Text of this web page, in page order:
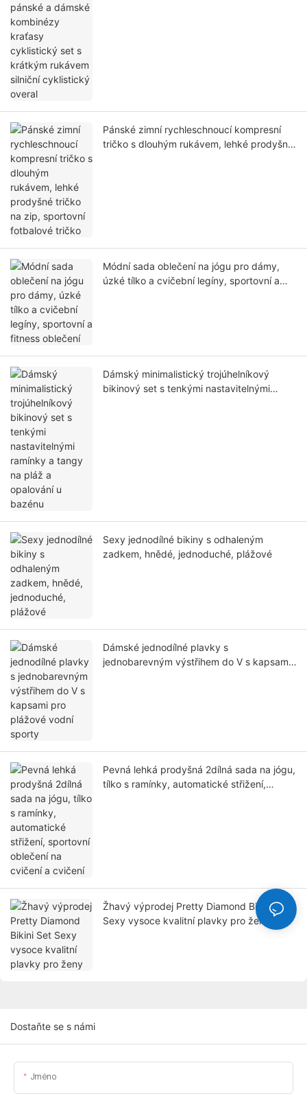
Pánské zimní rychleschnoucí kompresní
tričko s dlouhým rukávem, lehké prodyšné
Módní sada oblečení na jógu pro dámy,
úzké tílko a cvičební legíny, sportovní a
Dámský minimalistický trojúhelníkový
bikinový set s tenkými nastavitelnými
Sexy jednodílné bikiny s odhaleným
zadkem, hnědé, jednoduché, plážové
Dámské jednodílné plavky s
jednobarevným výstřihem do V s kapsami
Pevná lehká prodyšná 2dílná sada na jógu,
tílko s ramínky, automatické střižení,
Žhavý výprodej Pretty Diamond Bikini Set
Sexy vysoce kvalitní plavky pro ženy
Dostaňte se s námi
Jméno